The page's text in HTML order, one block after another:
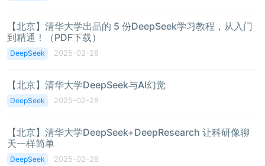
【北京】清华大学出品的 5 份DeepSeek学习教程，从入门
到精通！（PDF下载）
DeepSeek 2025-02-28
【北京】清华大学DeepSeek与AI幻觉
DeepSeek 2025-02-28
【北京】清华大学DeepSeek+DeepResearch 让科研像聊
天一样简单
DeepSeek 2025-02-28